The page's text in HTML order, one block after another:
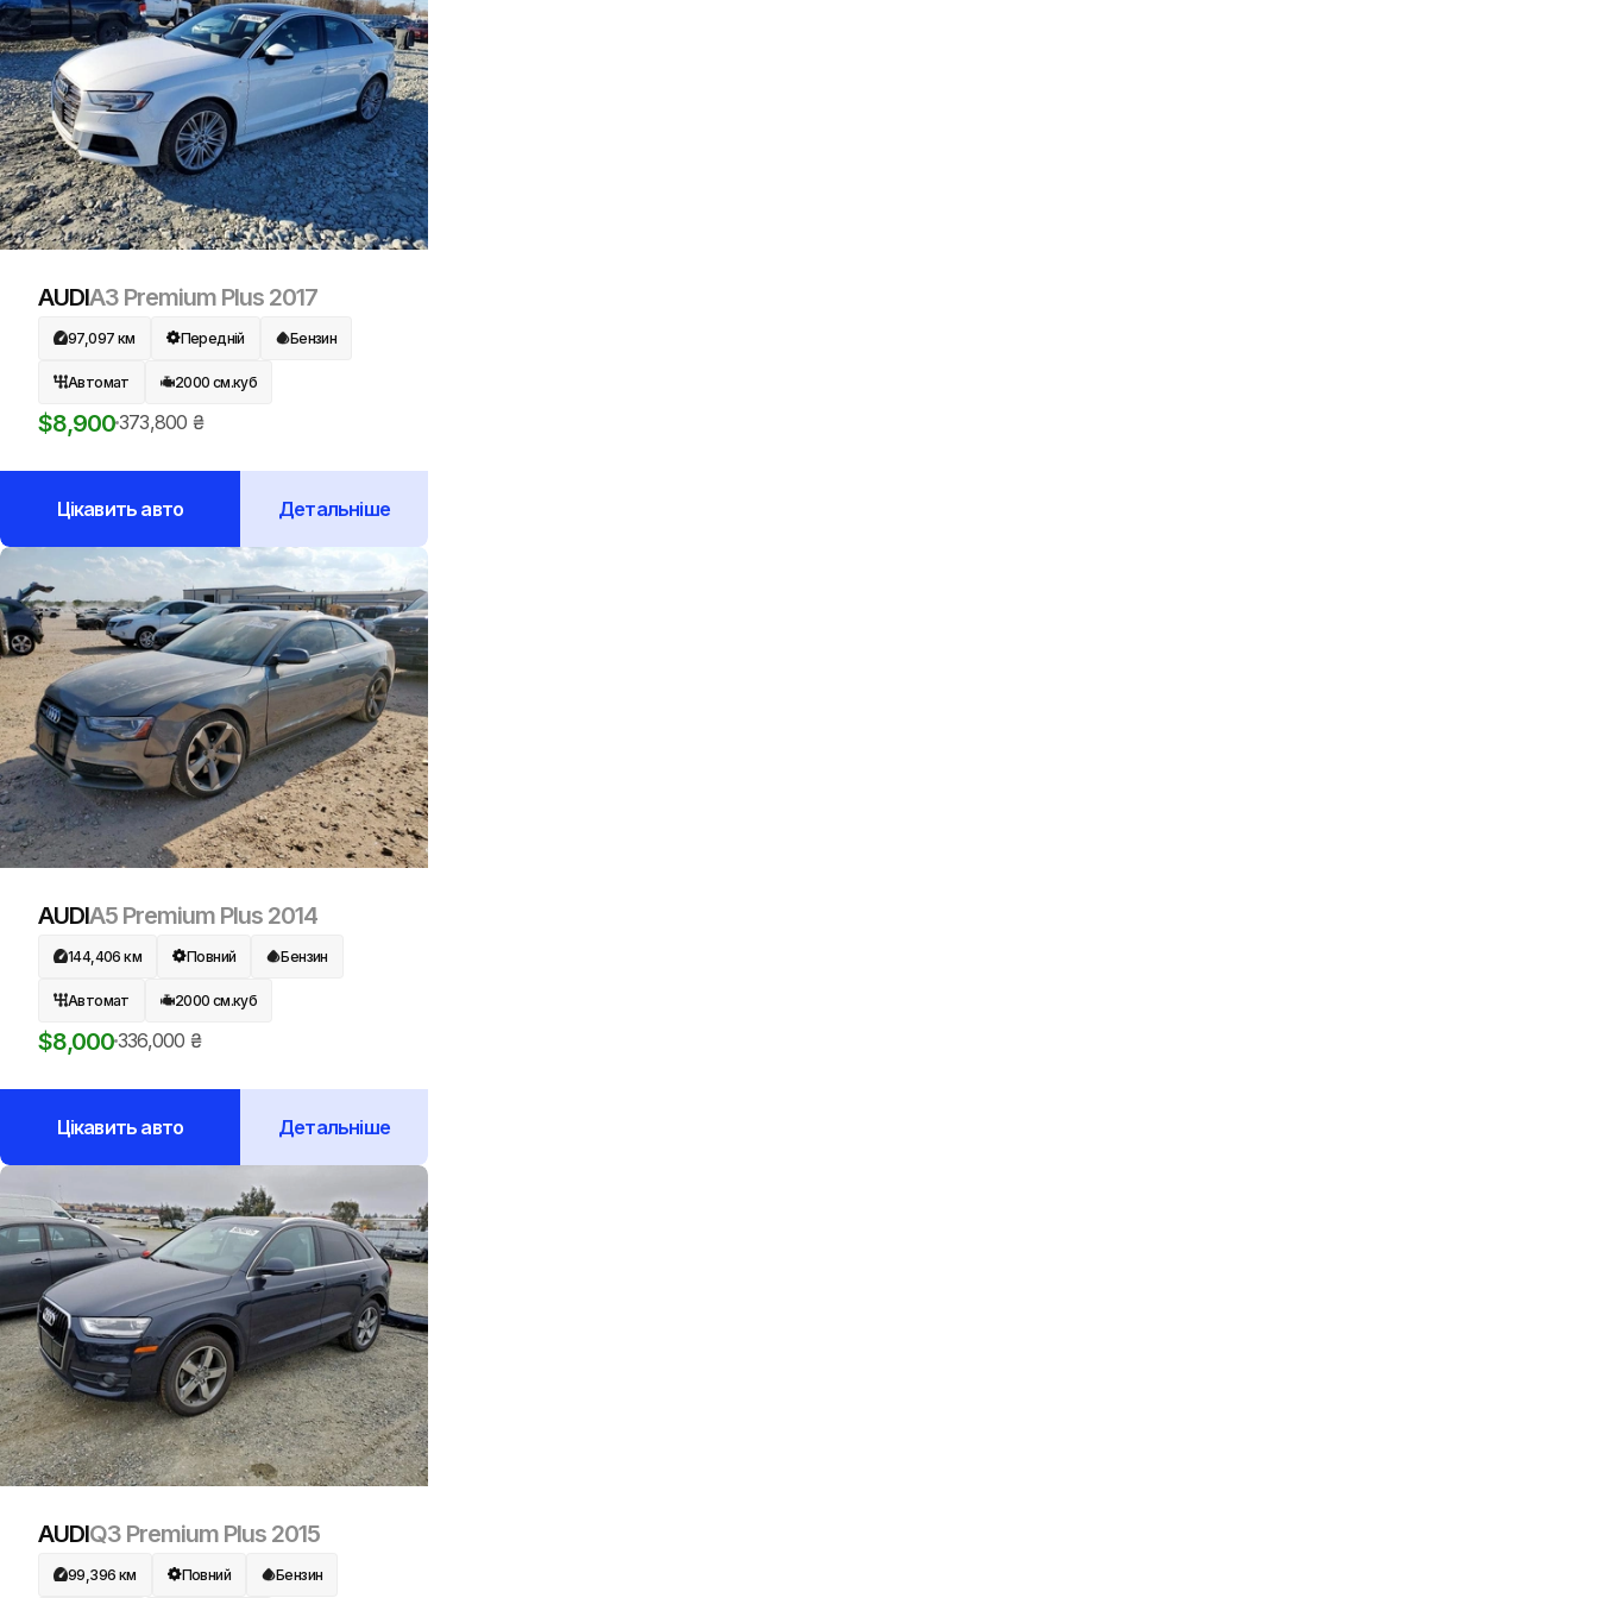
AUDIA3 Premium Plus 2017
97,097 км Передній Бензин
Автомат 2000 см.куб
$8,900373,800 ₴
Цікавить авто Детальніше
AUDIA5 Premium Plus 2014
144,406 км Повний Бензин
Автомат 2000 см.куб
$8,000336,000 ₴
Цікавить авто Детальніше
AUDIQ3 Premium Plus 2015
99,396 км Повний Бензин